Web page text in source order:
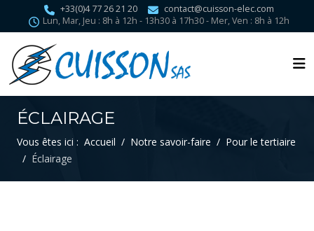
+33(0)4 77 26 21 20
contact@cuisson-elec.com
Lun, Mar, Jeu : 8h à 12h - 13h30 à 17h30 - Mer, Ven : 8h à 12h
ÉCLAIRAGE
Vous êtes ici : Accueil Notre savoir-faire
Pour le tertiaire
Éclairage